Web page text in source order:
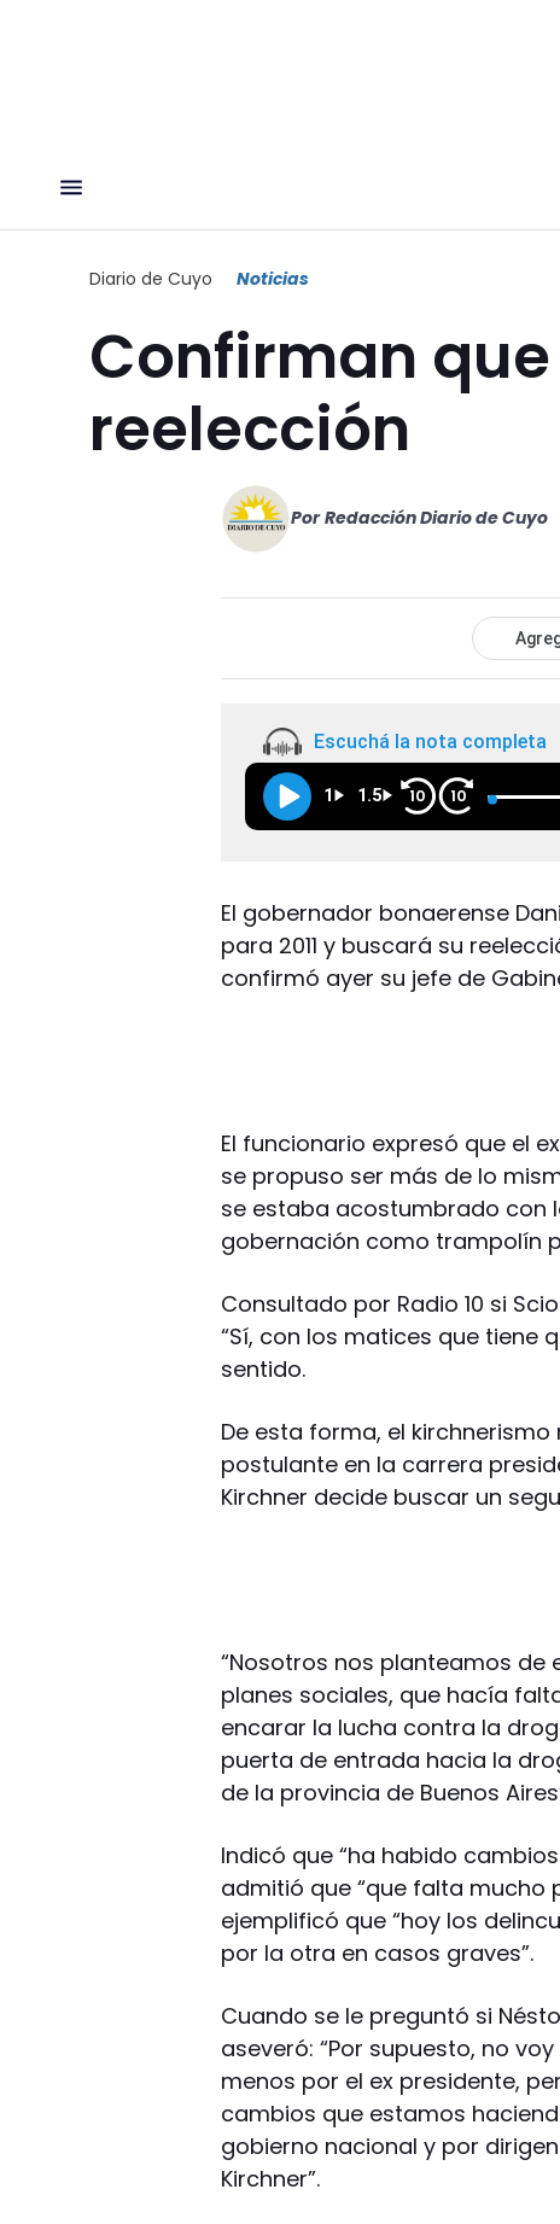
Diario de Cuyo Noticias
Confirman
reelección
Por Redacción Diario de Cuyo
Escuchá la nota completa
1 1.5 10 10
El gobernador bonaerense
para 2011 y buscará su
confirmó ayer su jefe de
El funcionario expresó que el
se propuso ser más de lo
se estaba acostumbrado con
gobernación como trampolín
Consultado por Radio 10 si
“Sí, con los matices que tiene
sentido.
De esta forma, el
postulante en la carrera
Kirchner decide buscar un
“Nosotros nos planteamos
planes sociales, que hacía
encarar la lucha contra la
puerta de entrada hacia la
de la provincia de Buenos
Indicó que “ha habido
admitió que “que falta mucho
ejemplificó que “hoy los
por la otra en casos graves”.
Cuando se le preguntó si
aseveró: “Por supuesto, no
menos por el ex presidente,
cambios que estamos
gobierno nacional y por
Kirchner”.